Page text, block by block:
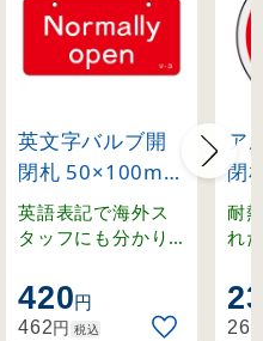
英文字バルブ開
閉札 50×100mm
片面表示
Normally
(168003)
英語表記で海外ス
タッフにも分かり
ト加工の硬質塩ビ
製。
420円
462円 税込
ア
閉
(赤
耐
れ
適
札
262